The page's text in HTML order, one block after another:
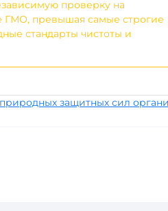
проверку на
ГМО, превышая самые строгие
стандарты чистоты и
защитных сил